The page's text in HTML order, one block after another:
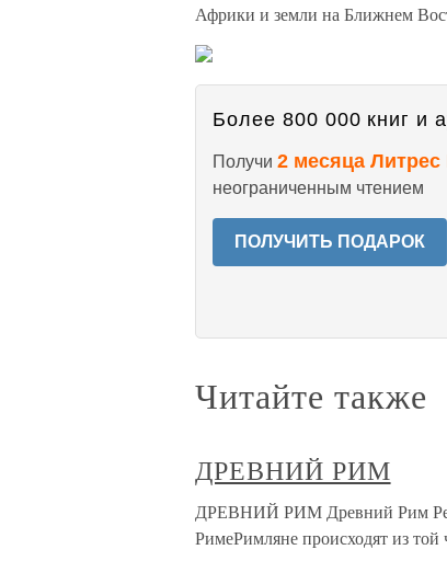
Африки и земли на Ближнем
Более 800 000 книг и
Получи 2 месяца
неограниченным чтением
ПОЛУЧИТЬ ПОДАРОК
Читайте также
ДРЕВНИЙ РИМ
ДРЕВНИЙ РИМ Древний Рим
РимеРимляне происходят из